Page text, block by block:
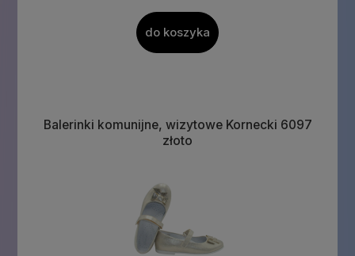
do koszyka
Balerinki komunijne, wizytowe Kornecki 6097
złoto